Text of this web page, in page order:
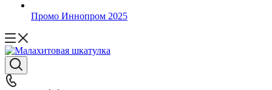
Промо Иннопром 2025